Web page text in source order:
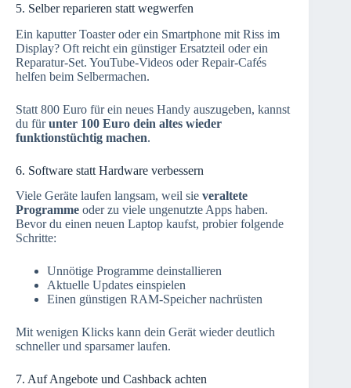
5. Selber reparieren statt wegwerfen
Ein kaputter Toaster oder ein Smartphone mit Riss im
Display? Oft reicht ein günstiger Ersatzteil oder ein
Reparatur-Set. YouTube-Videos oder Repair-Cafés
helfen beim Selbermachen.
Statt 800 Euro für ein neues Handy auszugeben, kannst
du fürunter 100 Euro dein altes wieder
funktionstüchtig machen.
6. Software statt Hardware verbessern
Viele Geräte laufen langsam, weil sie veraltete
Programme oder zu viele ungenutzte Apps haben.
Bevor du einen neuen Laptop kaufst, probier folgende
Schritte:
Unnötige Programme deinstallieren
Aktuelle Updates einspielen
Einen günstigen RAM-Speicher nachrüsten
Mit wenigen Klicks kann dein Gerät wieder deutlich
schneller und sparsamer laufen.
7. Auf Angebote und Cashback achten